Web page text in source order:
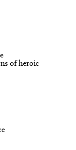
of heroic